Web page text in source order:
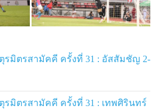
มิตรสามัคคี ครั้งที่ 31 : อัสสัมชัญ 2-
มิตรสามัคคี ครั้งที่ 31 : เทพศิรินทร์